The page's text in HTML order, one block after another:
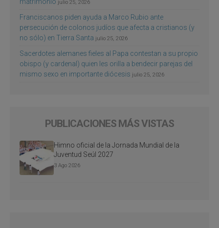
julio 25, 2026
Franciscanos piden ayuda a Marco Rubio ante
persecución de colonos judíos que afecta a cristianos (y
no sólo) en Tierra Santa julio 25, 2026
Sacerdotes alemanes fieles al Papa contestan a su propio
obispo (y cardenal) quien les orilla a bendecir parejas del
mismo sexo en importante diócesis julio 25, 2026
PUBLICACIONES MÁS VISTAS
Himno oficial de la Jornada Mundial de la
Juventud Seúl 2027
3 Ago 2026